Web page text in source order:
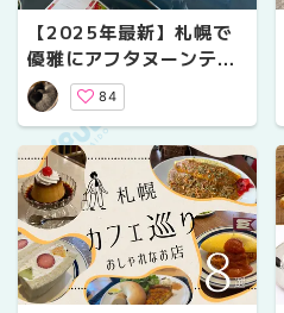
【2025年最新】札幌で
優雅にアフタヌーンティ
ーを楽しむ♩人気おすす
め16選【カフェ&ホテ
ル】
84